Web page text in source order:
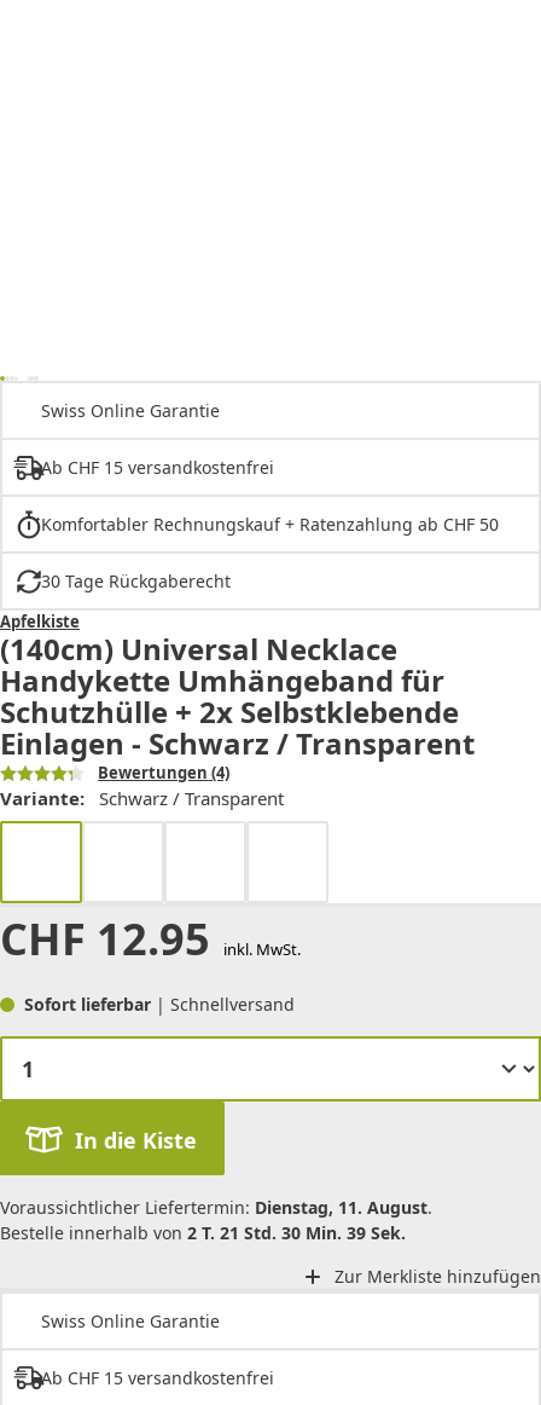
Swiss Online Garantie
Ab CHF 15 versandkostenfrei
Komfortabler Rechnungskauf + Ratenzahlung ab CHF 50
30 Tage Rückgaberecht
Apfelkiste
(140cm) Universal Necklace
Handykette Umhängeband für
Schutzhülle + 2x Selbstklebende
Einlagen - Schwarz / Transparent
Bewertungen (4)
Variante: Schwarz / Transparent
CHF 12.95 inkl. MwSt.
Sofort lieferbar | Schnellversand
In die Kiste
Voraussichtlicher Liefertermin: Dienstag, 11. August.
Bestelle innerhalb von 2 T. 21 Std. 30 Min. 39 Sek.
Zur Merkliste hinzufügen
Swiss Online Garantie
Ab CHF 15 versandkostenfrei